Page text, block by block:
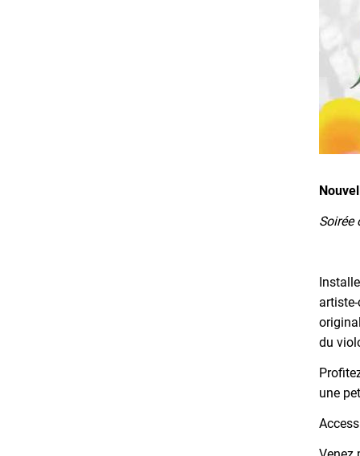
Soirée
du
une